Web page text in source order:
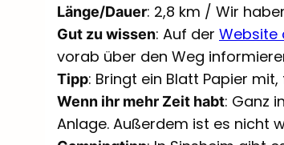
Länge/Dauer: 2,8 km / Wir
Gut zu wissen: Auf der Website
vorab über den Weg
Tipp: Bringt ein Blatt Papier
Wenn ihr mehr Zeit habt: Ganz
Anlage. Außerdem ist es nicht